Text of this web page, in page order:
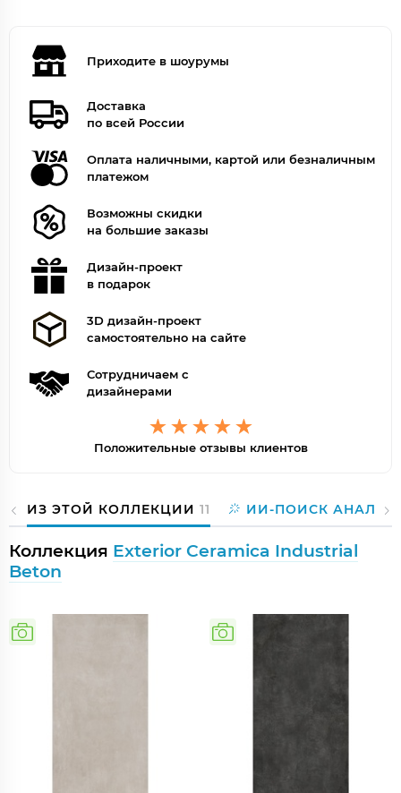
Приходите в шоурумы
Доставка
по всей России
Оплата наличными, картой или безналичным
платежом
Возможны скидки
на большие заказы
Дизайн-проект
в подарок
3D дизайн-проект
самостоятельно на сайте
Сотрудничаем с
дизайнерами
Положительные отзывы клиентов
ИЗ ЭТОЙ КОЛЛЕКЦИИ 11 ИИ-ПОИСК
Коллекция Exterior Ceramica Industrial
Beton